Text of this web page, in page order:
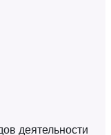
деятельности